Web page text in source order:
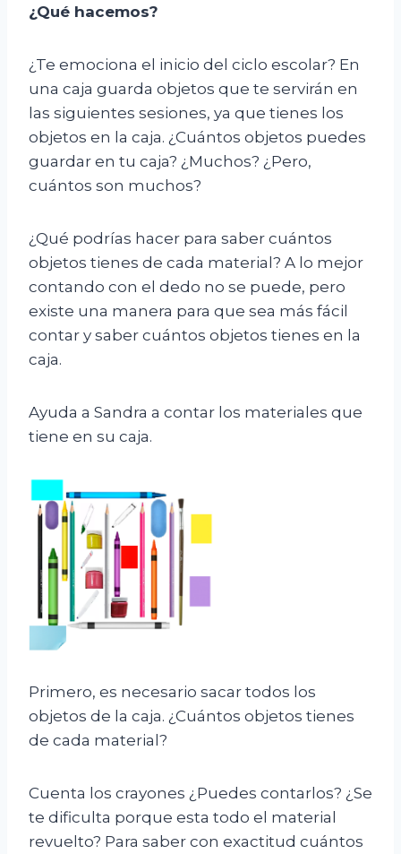
¿Qué hacemos?
¿Te emociona el inicio del ciclo escolar? En
una caja guarda objetos que te servirán en
las siguientes sesiones, ya que tienes los
objetos en la caja. ¿Cuántos objetos puedes
guardar en tu caja? ¿Muchos? ¿Pero,
cuántos son muchos?
¿Qué podrías hacer para saber cuántos
objetos tienes de cada material? A lo mejor
contando con el dedo no se puede, pero
existe una manera para que sea más fácil
contar y saber cuántos objetos tienes en la
caja.
Ayuda a Sandra a contar los materiales que
tiene en su caja.
Primero, es necesario sacar todos los
objetos de la caja. ¿Cuántos objetos tienes
de cada material?
Cuenta los crayones ¿Puedes contarlos? ¿Se
te dificulta porque esta todo el material
revuelto? Para saber con exactitud cuántos